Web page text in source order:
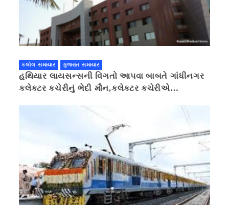
કલોલ સમાચાર ગુજરાત સમાચાર
હથિયાર લાયસન્સની વિગતો આપવા બાબતે ગાંધીનગર
કલેક્ટર કચેરીનું ભેદી મૌન,કલેક્ટર કચેરીએ